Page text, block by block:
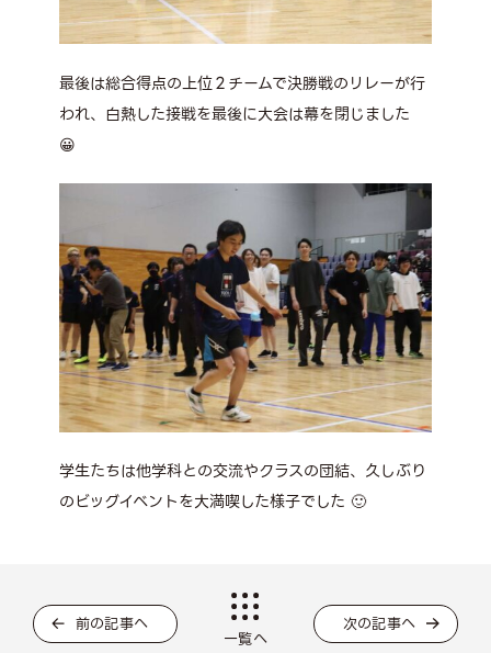
最後は総合得点の上位２チームで決勝戦のリレーが行
われ、白熱した接戦を最後に大会は幕を閉じました
😀
学生たちは他学科との交流やクラスの団結、久しぶり
のビッグイベントを大満喫した様子でした 🙂
前の記事へ
一覧へ
次の記事へ